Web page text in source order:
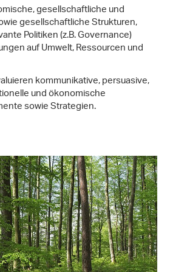
gesellschaftliche und
gesellschaftliche Strukturen,
Politiken (z.B. Governance)
auf Umwelt, Ressourcen und
kommunikative, persuasive,
und ökonomische
sowie Strategien.